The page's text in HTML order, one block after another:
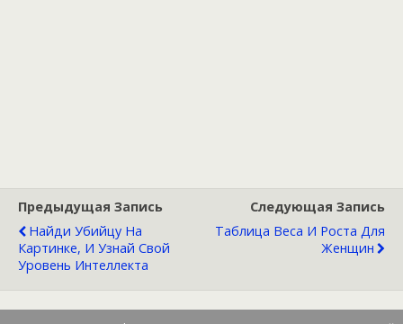
Предыдущая Запись
Найди Убийцу На
Картинке, И Узнай Свой
Уровень Интеллекта
Следующая Запись
Таблица Веса И Роста Для
Женщин